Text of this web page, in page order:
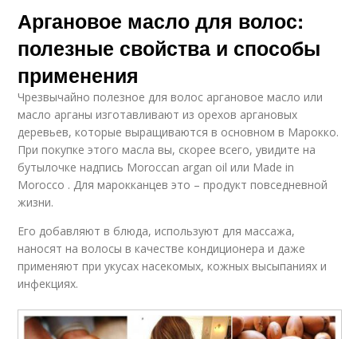
Аргановое масло для волос:
полезные свойства и способы
применения
Чрезвычайно полезное для волос аргановое масло или
масло арганы изготавливают из орехов аргановых
деревьев, которые выращиваются в основном в Марокко.
При покупке этого масла вы, скорее всего, увидите на
бутылочке надпись Moroccan argan oil или Made in
Morocco . Для марокканцев это – продукт повседневной
жизни.
Его добавляют в блюда, используют для массажа,
наносят на волосы в качестве кондиционера и даже
применяют при укусах насекомых, кожных высыпаниях и
инфекциях.